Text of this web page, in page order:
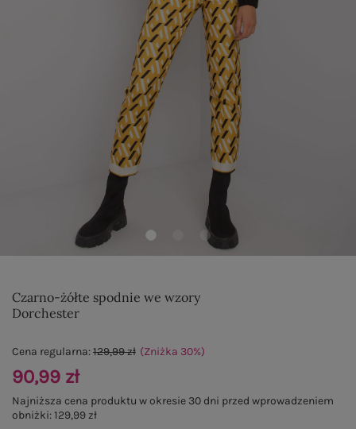
Czarno-żółte spodnie we wzory
Dorchester
Cena regularna:129,99 zł (Zniżka 30%)
90,99 zł
Najniższa cena produktu w okresie 30 dni przed wprowadzeniem
obniżki:129,99 zł